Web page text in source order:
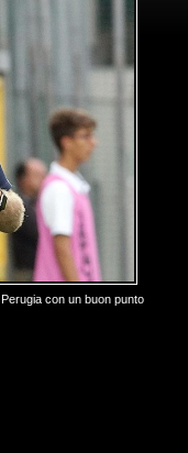
con un buon punto